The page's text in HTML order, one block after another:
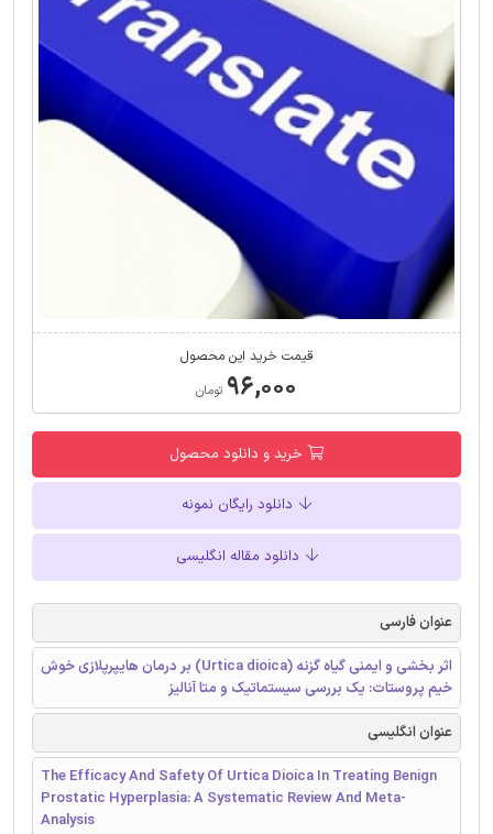
قیمت خرید این محصول
۹۶,۰۰۰ تومان
خرید و دانلود محصول
دانلود رایگان نمونه
دانلود مقاله انگلیسی
عنوان فارسی
اثر بخشی و ایمنی گیاه گزنه (Urtica dioica) بر درمان هایپرپلازی خوش
خیم پروستات: یک بررسی سیستماتیک و متا آنالیز
عنوان انگلیسی
The Efficacy And Safety Of Urtica Dioica In Treating Benign
Prostatic Hyperplasia: A Systematic Review And Meta-
Analysis